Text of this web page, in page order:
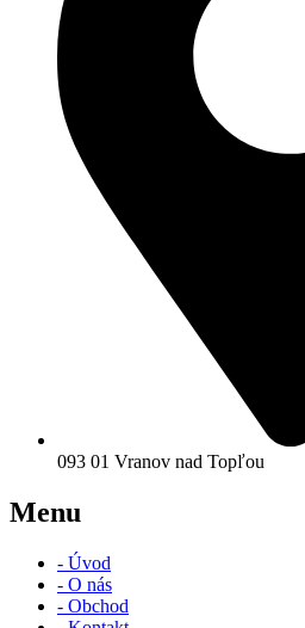
093 01 Vranov nad Topľou
Menu
- Úvod
- O nás
- Obchod